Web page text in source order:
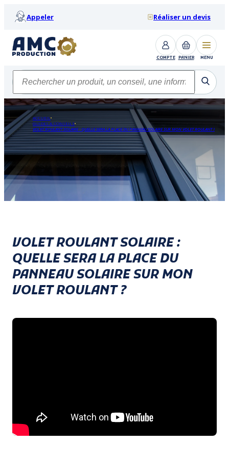
Appeler Réaliser un devis
COMPTE PANIER MENU
ACCUEIL
GUIDES & CONSEILS
VOLET ROULANT SOLAIRE : QUELLE SERA LA PLACE DU PANNEAU SOLAIRE SUR MON VOLET ROULANT ?
VOLET ROULANT SOLAIRE :
QUELLE SERA LA PLACE DU
PANNEAU SOLAIRE SUR MON
VOLET ROULANT ?